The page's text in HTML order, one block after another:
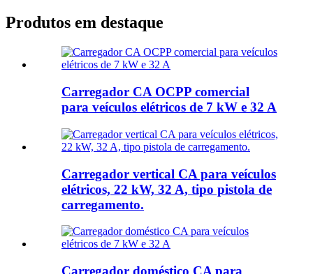
Produtos em destaque
Carregador CA OCPP comercial
para veículos elétricos de 7 kW e 32 A
Carregador vertical CA para veículos
elétricos, 22 kW, 32 A, tipo pistola de
carregamento.
Carregador doméstico CA para